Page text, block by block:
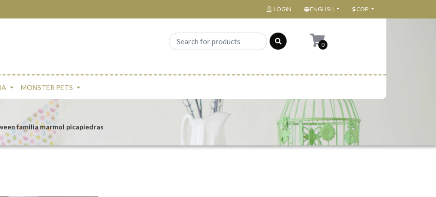
LOGIN ENGLISH COP
0
MONSTER PETS
familia marmol picapiedras